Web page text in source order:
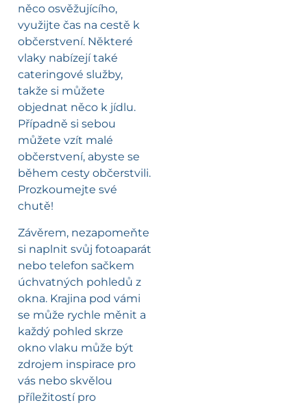
něco osvěžujícího,
využijte čas na cestě k
občerstvení. Některé
vlaky nabízejí také
cateringové služby,
takže si můžete
objednat něco k jídlu.
Případně si sebou
můžete vzít malé
občerstvení, abyste se
během cesty občerstvili.
Prozkoumejte své
chutě!
Závěrem, nezapomeňte
si naplnit svůj fotoaparát
nebo telefon sačkem
úchvatných pohledů z
okna. Krajina pod vámi
se může rychle měnit a
každý pohled skrze
okno vlaku může být
zdrojem inspirace pro
vás nebo skvělou
příležitostí pro